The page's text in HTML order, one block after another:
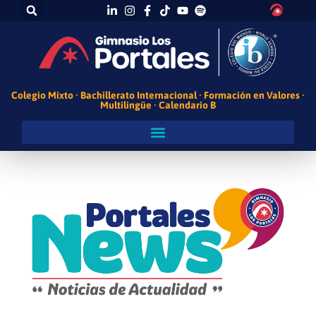
Colegio Mixto · Bachillerato Internacional · Formación en Valores ·
Multilingüe · Calendario B